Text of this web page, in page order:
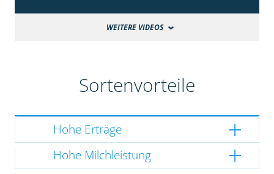
WEITERE VIDEOS
Sortenvorteile
Hohe Erträge
Hohe Milchleistung